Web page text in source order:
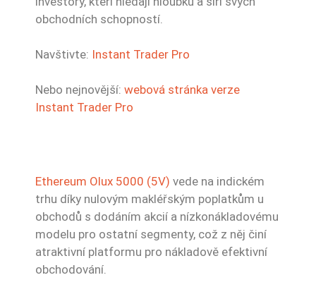
obchodních schopností.
Navštivte: Instant Trader Pro
Nebo nejnovější: webová stránka verze
Instant Trader Pro
Ethereum Olux 5000 (5V) vede na indickém
trhu díky nulovým makléřským poplatkům u
obchodů s dodáním akcií a nízkonákladovému
modelu pro ostatní segmenty, což z něj činí
atraktivní platformu pro nákladově efektivní
obchodování.